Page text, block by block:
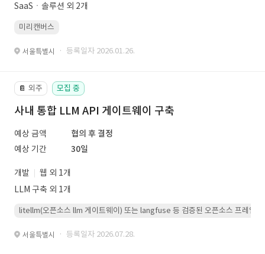
SaaSㆍ솔루션 외 2개
미리캔버스
서울특별시 · 등록일자 2026.01.26.
📔 외주 모집 중
사내 통합 LLM API 게이트웨이 구축
예상 금액
협의 후 결정
예상 기간
30일
개발
웹 외 1개
LLM 구축 외 1개
litellm(오픈소스 llm 게이트웨이) 또는 langfuse 등 검증된 오픈소스 프레임워
서울특별시 · 등록일자 2026.07.28.